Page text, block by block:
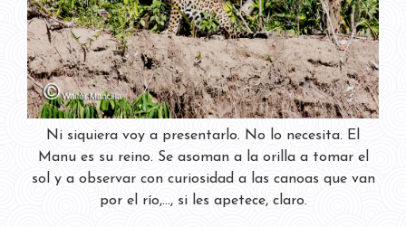
Ni siquiera voy a presentarlo. No lo necesita. El
Manu es su reino. Se asoman a la orilla a tomar el
sol y a observar con curiosidad a las canoas que van
por el río,..., si les apetece, claro.